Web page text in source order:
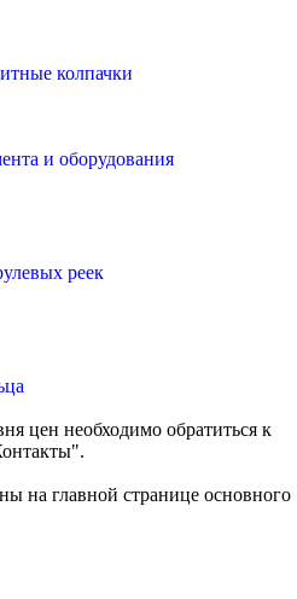
колпачки
и оборудования
реек
цен необходимо обратиться к
на главной странице основного